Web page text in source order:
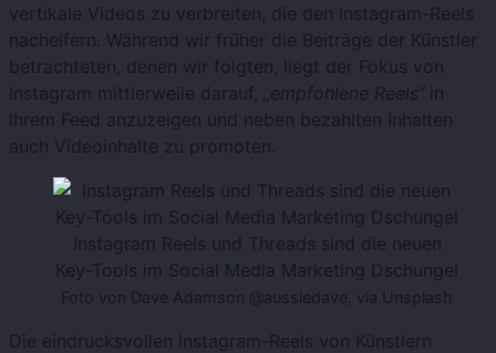
vertikale Videos zu verbreiten, die den Instagram-Reels
nacheifern. Während wir früher die Beiträge der Künstler
betrachteten, denen wir folgten, liegt der Fokus von
Instagram mittlerweile darauf,
„empfohlene Reels“ in
Ihrem Feed anzuzeigen und neben bezahlten Inhalten
auch Videoinhalte zu promoten.
Instagram Reels und Threads sind die neuen
Key-Tools im Social Media Marketing Dschungel
Foto von Dave Adamson @aussiedave, via Unsplash
Die eindrucksvollen Instagram-Reels von Künstlern